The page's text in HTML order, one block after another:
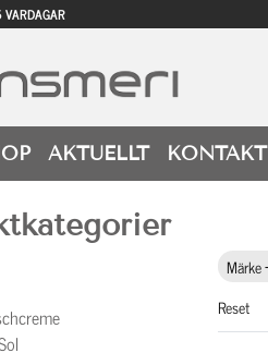
AKTUELLT KONTAKT
Märke
Reset